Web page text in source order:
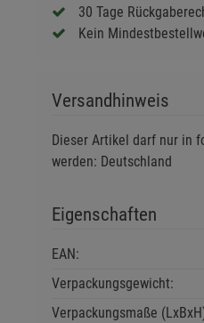
30 Tage
Kein
Versandhinweis
Dieser Artikel darf nur in
werden: Deutschland
Eigenschaften
EAN:
Verpackungsgewicht:
Verpackungsmaße